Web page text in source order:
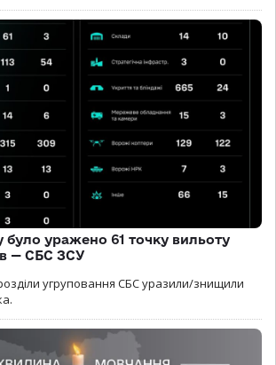
уражено 61 точку вильоту
— СБС ЗСУ
угруповання СБС уразили/знищили